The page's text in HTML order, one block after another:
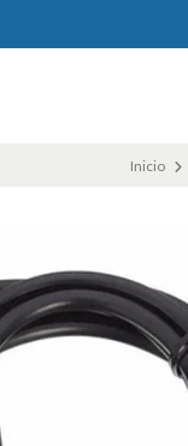
Inicio